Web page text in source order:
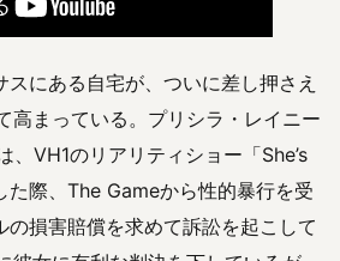
にある自宅が、ついに差し押さえ
高まっている。プリシラ・レイニー
、VH1のリアリティショー「She’s
際、The Gameから性的暴行を受
損害賠償を求めて訴訟を起こして